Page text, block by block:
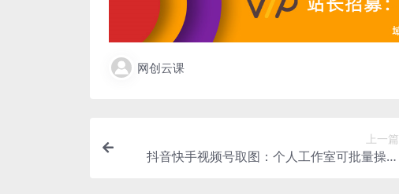
网创云课
上一篇
抖音快手视频号取图：个人工作室可批量操作